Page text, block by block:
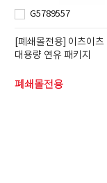
G5789557
[폐쇄몰전용] 이츠이츠
대용량 연유 패키지
폐쇄몰전용